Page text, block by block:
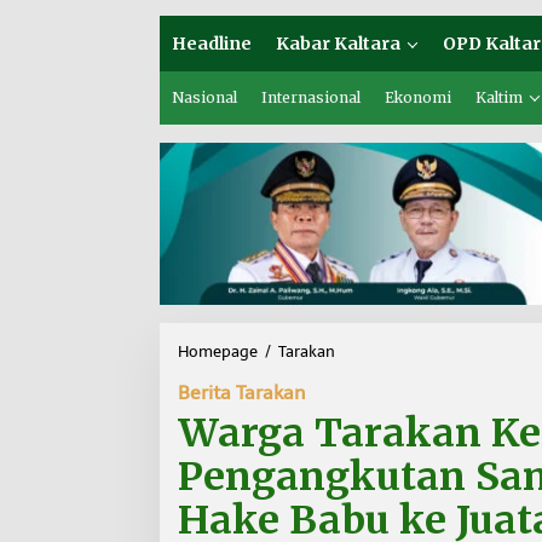
Headline Kabar Kaltara OPD
Nasional Internasional Ekonomi Kaltim
Homepage / Tarakan
g
a
a
r
Berita Tarakan
Warga Tarakan
Pengangkutan
Hake Babu ke